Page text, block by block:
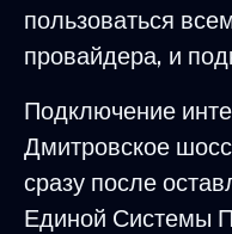
пользоваться
провайдера, и
Подключение
Дмитровское
сразу после
Единой Системы